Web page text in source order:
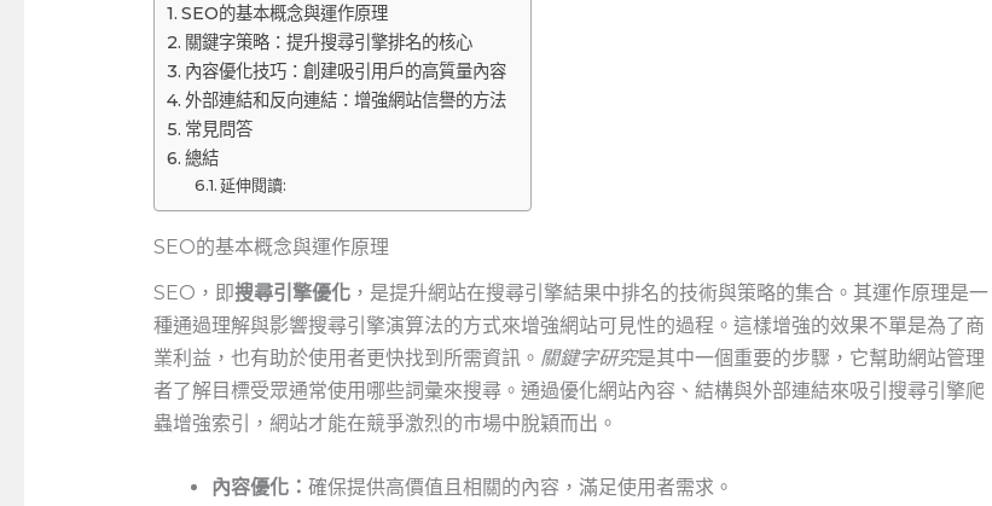
SEO的基本概念與運作原理
關鍵字策略：提升搜尋引擎排名的核心
內容優化技巧：創建吸引用戶的高質量內容
外部連結和反向連結：增強網站信譽的方法
常見問答
總結
延伸閱讀:
SEO的基本概念與運作原理
SEO，即搜尋引擎優化，是提升網站在搜尋引擎結果中排名的技術與策略的集合。其運作原理是一
種通過理解與影響搜尋引擎演算法的方式來增強網站可見性的過程。這樣增強的效果不單是為了商
業利益，也有助於使用者更快找到所需資訊。 關鍵字研究是其中一個重要的步驟，它幫助網站管理
者了解目標受眾通常使用哪些詞彙來搜尋。通過優化網站內容、結構與外部連結來吸引搜尋引擎爬
蟲增強索引，網站才能在競爭激烈的市場中脫穎而出。
內容優化： 確保提供高價值且相關的內容，滿足使用者需求。